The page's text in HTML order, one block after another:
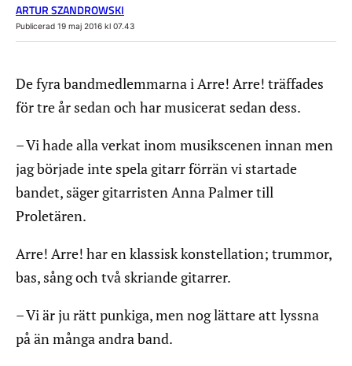
ARTUR SZANDROWSKI
Publicerad 19 maj 2016 kl 07.43
De fyra bandmedlemmarna i Arre! Arre! träffades
för tre år sedan och har musicerat sedan dess.
– Vi hade alla verkat inom musikscenen innan men
jag började inte spela gitarr förrän vi startade
bandet, säger gitarristen Anna Palmer till
Proletären.
Arre! Arre! har en klassisk konstellation; trummor,
bas, sång och två skriande gitarrer.
– Vi är ju rätt punkiga, men nog lättare att lyssna
på än många andra band.